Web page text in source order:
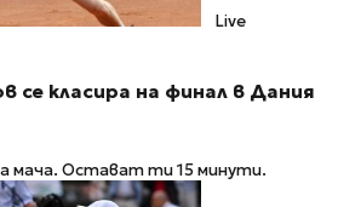
Live
се класира на финал в Дания
мача. Остават ти 15 минути.